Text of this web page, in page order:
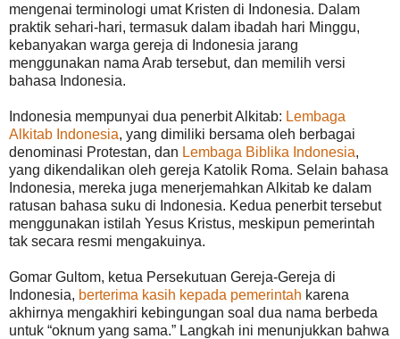
mengenai terminologi umat Kristen di Indonesia. Dalam
praktik sehari-hari, termasuk dalam ibadah hari Minggu,
kebanyakan warga gereja di Indonesia jarang
menggunakan nama Arab tersebut, dan memilih versi
bahasa Indonesia.
Indonesia mempunyai dua penerbit Alkitab: Lembaga
Alkitab Indonesia, yang dimiliki bersama oleh berbagai
denominasi Protestan, dan Lembaga Biblika Indonesia,
yang dikendalikan oleh gereja Katolik Roma. Selain bahasa
Indonesia, mereka juga menerjemahkan Alkitab ke dalam
ratusan bahasa suku di Indonesia. Kedua penerbit tersebut
menggunakan istilah Yesus Kristus, meskipun pemerintah
tak secara resmi mengakuinya.
Gomar Gultom, ketua Persekutuan Gereja-Gereja di
Indonesia, berterima kasih kepada pemerintah karena
akhirnya mengakhiri kebingungan soal dua nama berbeda
untuk “oknum yang sama.” Langkah ini menunjukkan bahwa